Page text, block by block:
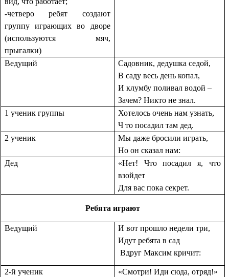
-четверо ребят создают
группу играющих во дворе
(используются мяч,
прыгалки)
Ведущий
Садовник, дедушка седой,
В саду весь день копал,
И клумбу поливал водой –
Зачем? Никто не знал.
1 ученик группы
Хотелось очень нам узнать,
Ч то посадил там дед.
2 ученик
Мы даже бросили играть,
Но он сказал нам:
Дед
«Нет! Что посадил я, что
взойдет
Для вас пока секрет.
Ребята играют
Ведущий
И вот прошло недели три,
Идут ребята в сад
Вдруг Максим кричит:
2-й ученик
«Смотри! Иди сюда, отряд!»